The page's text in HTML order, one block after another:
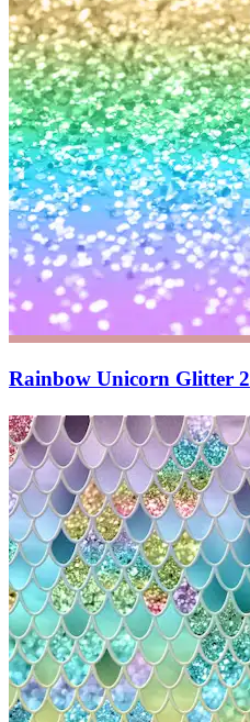
Rainbow Unicorn Glitter 2